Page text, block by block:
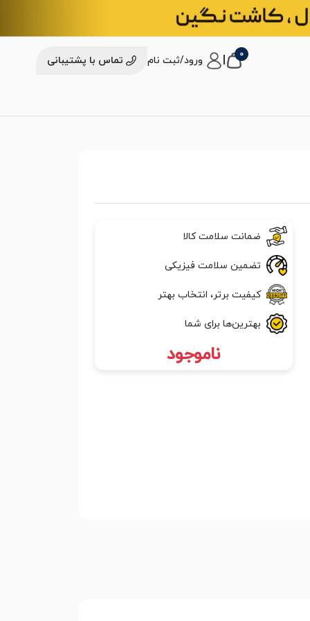
0 ورود/ثبت نام تماس با پشتیبانی
ضمانت سلامت کالا
تضمین سلامت فیزیکی
کیفیت برتر، انتخاب بهتر
بهترین‌ها برای شما
ناموجود